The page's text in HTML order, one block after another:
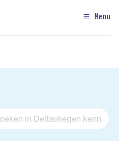
Menu